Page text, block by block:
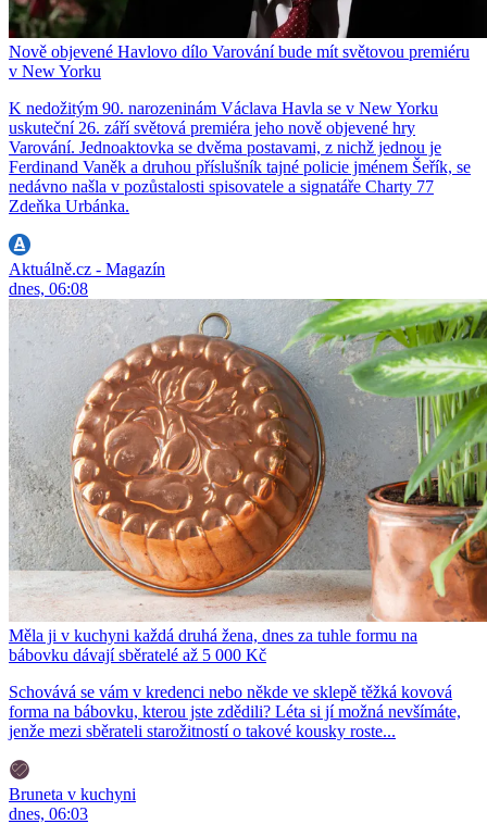
Nově objevené Havlovo dílo Varování bude mít světovou premiéru
v New Yorku
K nedožitým 90. narozeninám Václava Havla se v New Yorku
uskuteční 26. září světová premiéra jeho nově objevené hry
Varování. Jednoaktovka se dvěma postavami, z nichž jednou je
Ferdinand Vaněk a druhou příslušník tajné policie jménem Šeřík, se
nedávno našla v pozůstalosti spisovatele a signatáře Charty 77
Zdeňka Urbánka.
Aktuálně.cz - Magazín
dnes, 06:08
Měla ji v kuchyni každá druhá žena, dnes za tuhle formu na
bábovku dávají sběratelé až 5 000 Kč
Schovává se vám v kredenci nebo někde ve sklepě těžká kovová
forma na bábovku, kterou jste zdědili? Léta si jí možná nevšímáte,
jenže mezi sběrateli starožitností o takové kousky roste...
Bruneta v kuchyni
dnes, 06:03